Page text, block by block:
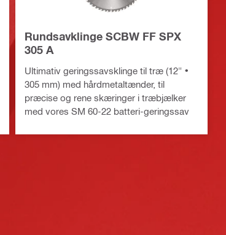
Rundsavklinge SCBW FF SPX
305 A
Ultimativ geringssavsklinge til træ (12" •
305 mm) med hårdmetaltænder, til
præcise og rene skæringer i træbjælker
med vores SM 60-22 batteri-geringssav